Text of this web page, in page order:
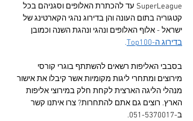
SuperLeague עד להכתרת האלופים וסגניהם בכל
קטגוריה בתום העונה והן בדירוג נהגי הקארטינג של
ישראל - אלוף האלופים ונהגי ונהגת השנה וכמובן
בדירוג ה-Top100
.
בסבבי האליפות רשאים להשתתף בוגרי קורסי
מירוצים ומתחרי ליגות מקומיות אשר קיבלו את אישור
מנהלי הליגה הארצית לקחת חלק במירוצי אליפות
הארץ. רוצים גם אתם להתחרות? צרו איתנו קשר
ב-051-5370017.